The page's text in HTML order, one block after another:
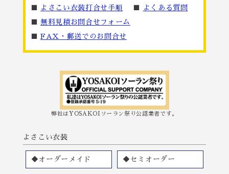
よさこい衣装打合せ手順
よくある質問
■無料見積お問合せフォーム
■FAX・郵送でのお問合せ
弊社はYOSAKOIソーラン祭り公認業者です。
よさこい衣装
◆オーダーメイド ◆セミオーダー